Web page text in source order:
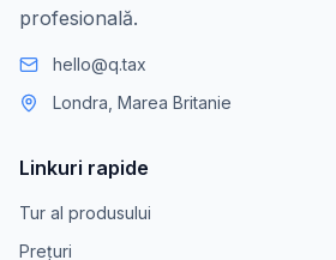
profesională.
hello@q.tax
Londra, Marea Britanie
Linkuri rapide
Tur al produsului
Prețuri